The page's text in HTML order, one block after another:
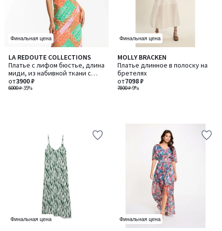
Финальная цена
LA REDOUTE COLLECTIONS
Платье с лифом бюстье, длина
миди, из набивной ткани с
рисунком пейсли
6000 ₽-35%
от3900 ₽
Финальная цена
MOLLY BRACKEN
Платье длинное в полоску на
бретелях
7800 ₽-9%
от7098 ₽
Финальная цена Финальная цена